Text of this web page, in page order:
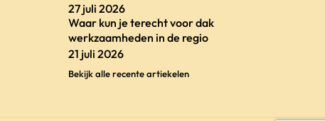
27 juli 2026
Waar kun je terecht voor dak
werkzaamheden in de regio
21 juli 2026
Bekijk alle recente artiekelen